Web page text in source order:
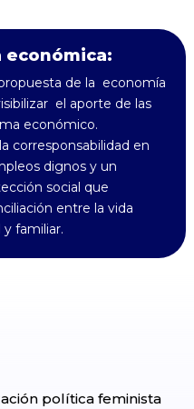
económica:
de la economía
el aporte de las
económico.
corresponsabilidad en
dignos y un
social que
entre la vida
y familiar.
política feminista